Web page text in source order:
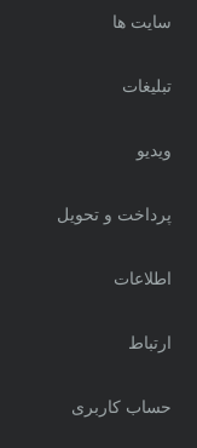
سایت ها
تبلیغات
ویدیو
پرداخت و تحویل
اطلاعات
ارتباط
حساب کاربری